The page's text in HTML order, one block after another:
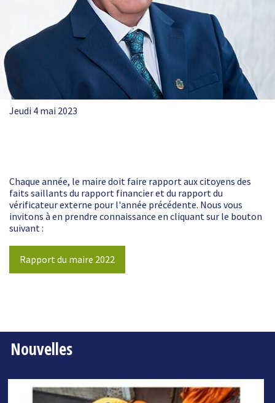
Jeudi 4 mai 2023
Chaque année, le maire doit faire rapport aux citoyens des
faits saillants du rapport financier et du rapport du
vérificateur externe pour l'année précédente. Nous vous
invitons à en prendre connaissance en cliquant sur le bouton
suivant :
Rapport du maire 2022
Nouvelles